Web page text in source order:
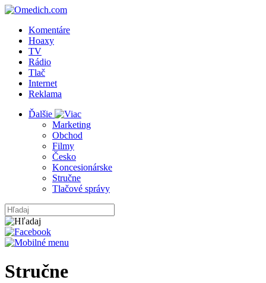
Komentáre
Hoaxy
TV
Rádio
Tlač
Internet
Reklama
Ďalšie
Marketing
Obchod
Filmy
Česko
Koncesionárske
Stručne
Tlačové správy
Stručne